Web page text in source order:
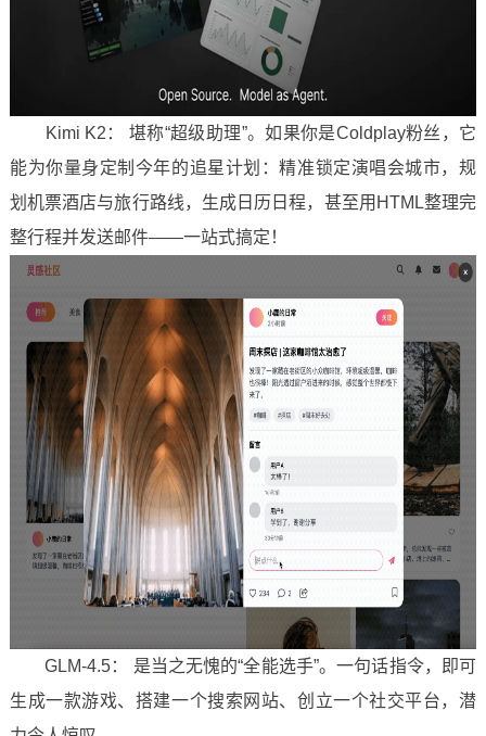
Kimi K2： 堪称“超级助理”。如果你是Coldplay粉丝，它
能为你量身定制今年的追星计划：精准锁定演唱会城市，规
划机票酒店与旅行路线，生成日历日程，甚至用HTML整理完
整行程并发送邮件——一站式搞定！
GLM-4.5： 是当之无愧的“全能选手”。一句话指令，即可
生成一款游戏、搭建一个搜索网站、创立一个社交平台，潜